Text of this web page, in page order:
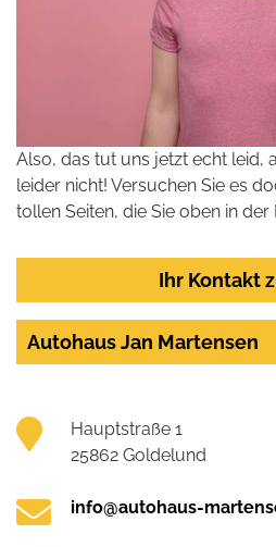
Also, das tut uns jetzt echt leid,
leider nicht! Versuchen Sie es
tollen Seiten, die Sie oben in
Ihr Kontakt
Autohaus Jan Martensen
Hauptstraße 1
25862 Goldelund
info@autohaus-